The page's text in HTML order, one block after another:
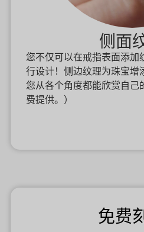
侧面
您不仅可以在戒指表面添加
行设计！侧边纹理为珠宝增
您从各个角度都能欣赏自己
费提供。）
免费